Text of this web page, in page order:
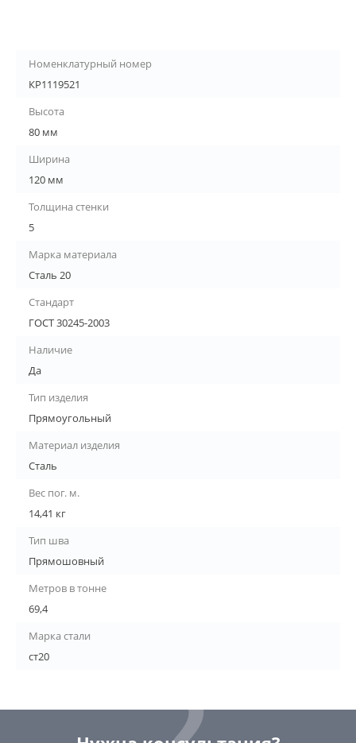
Номенклатурный номер
КР1119521
Высота
80 мм
Ширина
120 мм
Толщина стенки
5
Марка материала
Сталь 20
Стандарт
ГОСТ 30245-2003
Наличие
Да
Тип изделия
Прямоугольный
Материал изделия
Сталь
Вес пог. м.
14,41 кг
Тип шва
Прямошовный
Метров в тонне
69,4
Марка стали
ст20